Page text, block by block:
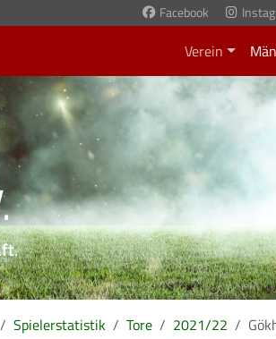
Facebook
Verein
.
Spielerstatistik Tore 2021/22